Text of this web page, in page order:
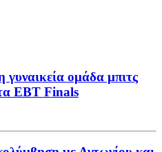
γυναικεία ομάδα μπιτς
EBT Finals